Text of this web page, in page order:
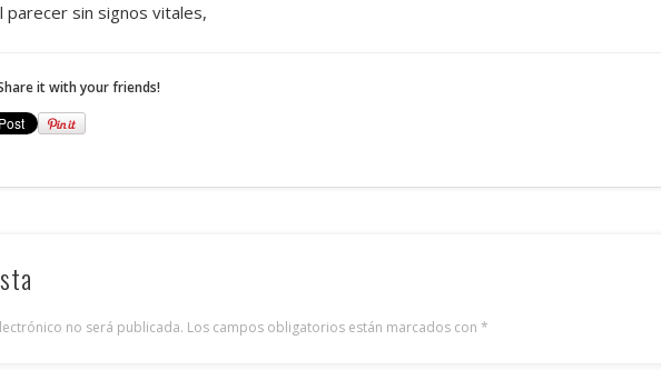
sin signos vitales,
it with your friends!
no será publicada. Los campos obligatorios están marcados con *